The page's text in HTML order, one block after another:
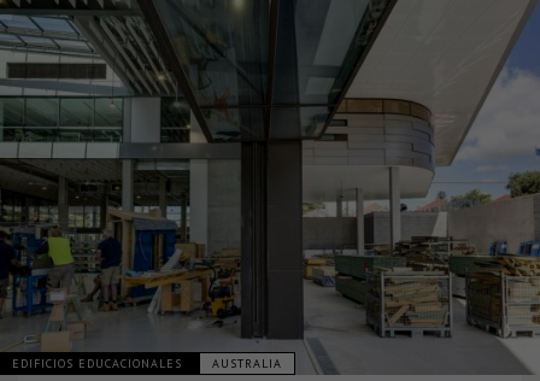
EDIFICIOS EDUCACIONALES AUSTRALIA